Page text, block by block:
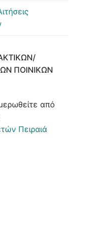
ΠΟΙΝΙΚΏΝ
από
Πειραιά